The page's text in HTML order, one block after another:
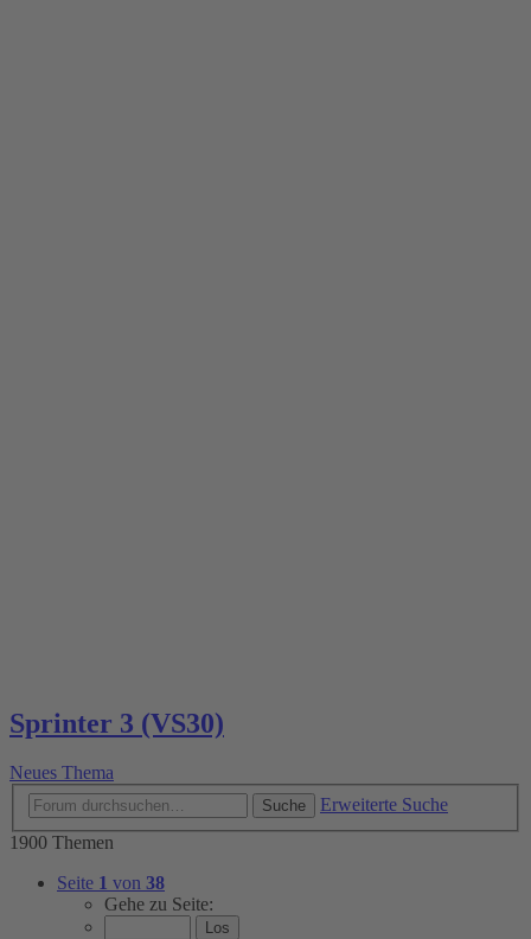
Sprinter 3 (VS30)
Neues Thema
Suche
Erweiterte Suche
1900 Themen
Seite 1 von 38
Gehe zu Seite: